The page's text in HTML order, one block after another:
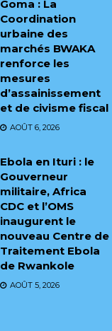
Goma : La
Coordination
urbaine des
marchés BWAKA
renforce les
mesures
d’assainissement
et de civisme fiscal
AOÛT 6, 2026
Ebola en Ituri : le
Gouverneur
militaire, Africa
CDC et l’OMS
inaugurent le
nouveau Centre de
Traitement Ebola
de Rwankole
AOÛT 5, 2026